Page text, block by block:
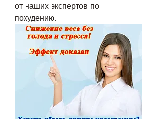
от наших экспертов по
похудению.